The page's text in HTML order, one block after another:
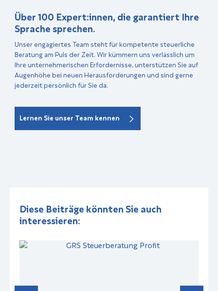
Über 100 Expert:innen, die garantiert Ihre
Sprache sprechen.
Unser engagiertes Team steht für kompetente steuerliche
Beratung am Puls der Zeit. Wir kümmern uns verlässlich um
Ihre unternehmerischen Erfordernisse, unterstützen Sie auf
Augenhöhe bei neuen Herausforderungen und sind gerne
jederzeit persönlich für Sie da.
Lernen Sie unser Team kennen
Diese Beiträge könnten Sie auch
interessieren: